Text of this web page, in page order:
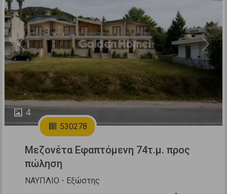
4
Previous Next
530278
Μεζονέτα Εφαπτόμενη 74τ.μ. προς
πώληση
ΝΑΥΠΛΙΟ - Εξώστης